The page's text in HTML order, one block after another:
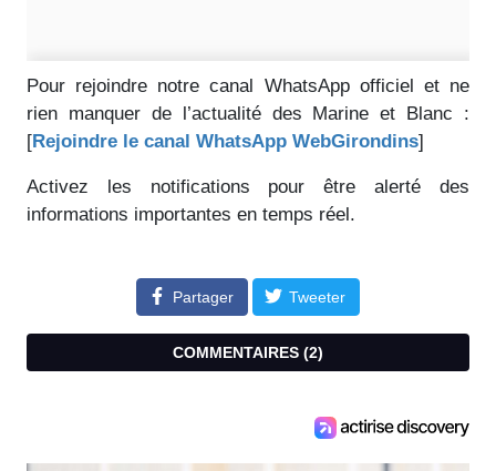
Pour rejoindre notre canal WhatsApp officiel et ne
rien manquer de l’actualité des Marine et Blanc :
[Rejoindre le canal WhatsApp WebGirondins]
Activez les notifications pour être alerté des
informations importantes en temps réel.
Partager Tweeter
COMMENTAIRES (2)